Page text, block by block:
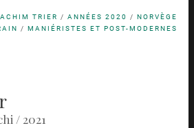
TRIER /ANNÉES 2020 /NORVÈGE
/MANIÉRISTES ET POST-MODERNES
/ 2021